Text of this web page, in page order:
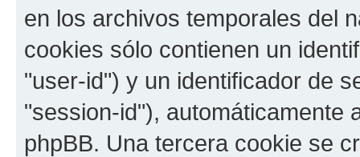
en los archivos temporales del
cookies sólo contienen un
"user-id") y un identificador de
"session-id"), automáticamente
phpBB. Una tercera cookie se